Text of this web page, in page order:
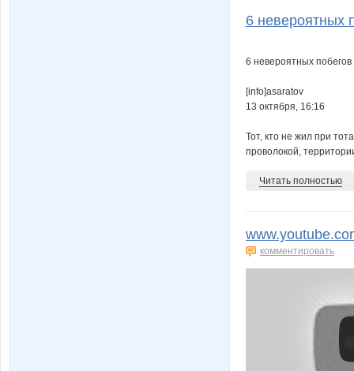
6 невероятных
6 невероятных
[info]asaratov
13 октября, 16:16
Тот, кто не жил при
проволокой,
Читать полностью
комментировать